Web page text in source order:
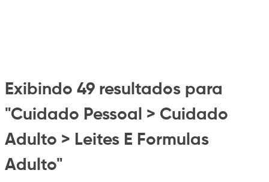
Exibindo 49 resultados para
"Cuidado Pessoal > Cuidado
Adulto > Leites E Formulas
Adulto"